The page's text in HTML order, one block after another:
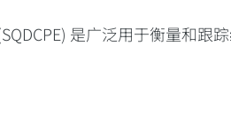
是广泛用于衡量和跟踪